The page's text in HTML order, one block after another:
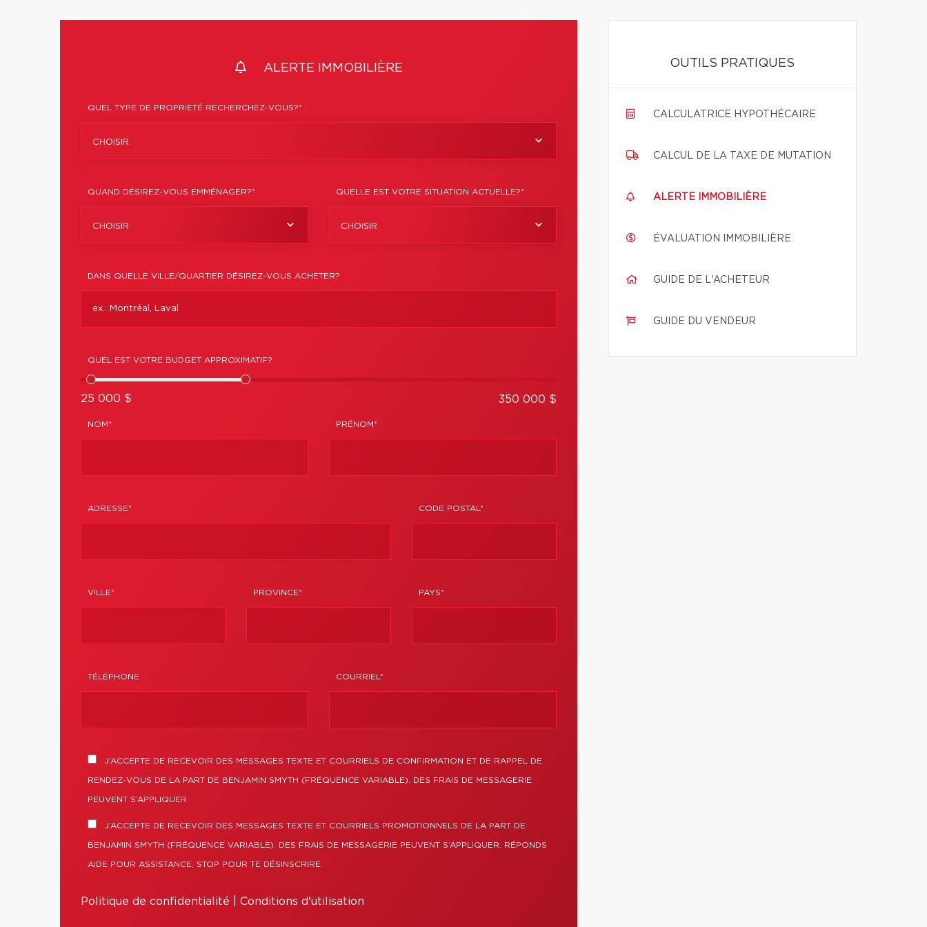
ALERTE IMMOBILIÈRE
QUEL TYPE DE PROPRIÉTÉ RECHERCHEZ-VOUS?* :
CHOISIR
QUAND DÉSIREZ-VOUS EMMÉNAGER?*
CHOISIR
QUELLE EST VOTRE SITUATION ACTUELLE?*
CHOISIR
DANS QUELLE VILLE/QUARTIER DÉSIREZ-VOUS ACHETER?
QUEL EST VOTRE BUDGET APPROXIMATIF?
25 000 $ 350 000 $
NOM* PRÉNOM*
ADRESSE* CODE POSTAL*
VILLE* PROVINCE* PAYS*
TÉLÉPHONE COURRIEL*
J’ACCEPTE DE RECEVOIR DES MESSAGES TEXTE ET COURRIELS DE CONFIRMATION ET DE RAPPEL DE
RENDEZ-VOUS DE LA PART DE BENJAMIN SMYTH (FRÉQUENCE VARIABLE). DES FRAIS DE MESSAGERIE
PEUVENT S’APPLIQUER.
J’ACCEPTE DE RECEVOIR DES MESSAGES TEXTE ET COURRIELS PROMOTIONNELS DE LA PART DE
BENJAMIN SMYTH (FRÉQUENCE VARIABLE). DES FRAIS DE MESSAGERIE PEUVENT S’APPLIQUER. RÉPONDS
AIDE POUR ASSISTANCE, STOP POUR TE DÉSINSCRIRE.
Politique de confidentialité Conditions d'utilisation
OUTILS PRATIQUES
CALCULATRICE HYPOTHÉCAIRE
CALCUL DE LA TAXE DE MUTATION
ALERTE IMMOBILIÈRE
ÉVALUATION IMMOBILIÈRE
GUIDE DE L'ACHETEUR
GUIDE DU VENDEUR